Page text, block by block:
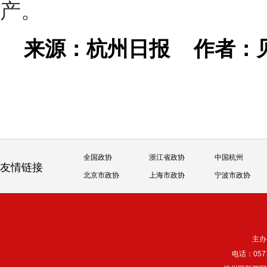
产。
来源：杭州日报作者：
友情链接
全国政协 浙江省政协 中国杭州
北京市政协 上海市政协 宁波市政协
主
电话：